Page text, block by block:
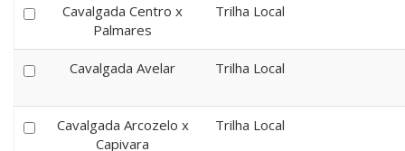
Cavalgada Centro x
Palmares
Trilha Local
Cavalgada Avelar Trilha Local
Cavalgada Arcozelo x
Capivara
Trilha Local